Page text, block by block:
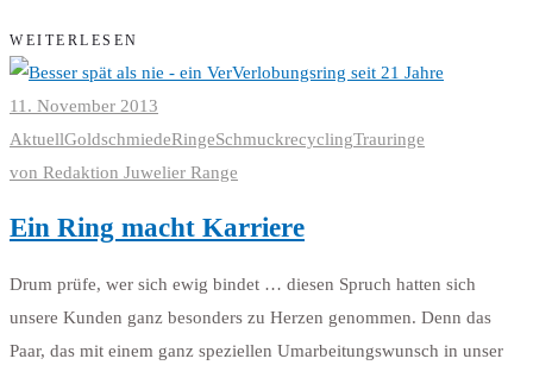
WEITERLESEN
11. November 2013
AktuellGoldschmiedeRingeSchmuckrecyclingTrauringe
von Redaktion Juwelier Range
Ein Ring macht Karriere
Drum prüfe, wer sich ewig bindet … diesen Spruch hatten sich
unsere Kunden ganz besonders zu Herzen genommen. Denn das
Paar, das mit einem ganz speziellen Umarbeitungswunsch in unser